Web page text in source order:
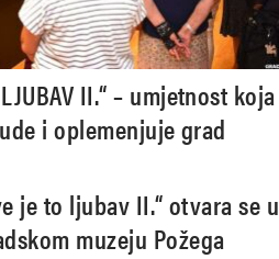
LJUBAV II.“ – umjetnost koja
i oplemenjuje grad
je to ljubav II.“ otvara se u
muzeju Požega